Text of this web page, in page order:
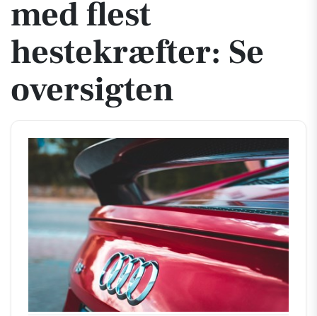
med flest
hestekræfter: Se
oversigten